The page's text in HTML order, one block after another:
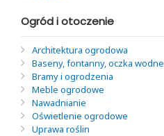
Ogród i otoczenie
Architektura ogrodowa
Baseny, fontanny, oczka wodne
Bramy i ogrodzenia
Meble ogrodowe
Nawadnianie
Oświetlenie ogrodowe
Uprawa roślin